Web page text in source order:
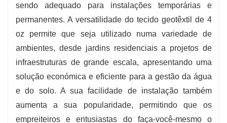
sendo adequado para instalações temporárias e
permanentes. A versatilidade do tecido geotêxtil de 4
oz permite que seja utilizado numa variedade de
ambientes, desde jardins residenciais a projetos de
infraestruturas de grande escala, apresentando uma
solução económica e eficiente para a gestão da água
e do solo. A sua facilidade de instalação também
aumenta a sua popularidade, permitindo que os
empreiteiros e entusiastas do faça-você-mesmo o